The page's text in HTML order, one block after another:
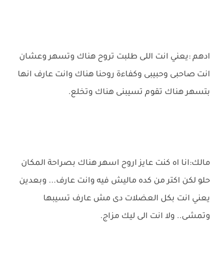
ادهم :يعني انت اللى طلبت تروح هناك وتسهر وعشان
انت صاحبى وحبيبى وكفاءة روحنا هناك وانت عارف انها
بتسهر هناك تقوم تسيبنى هناك وتخلع.
مالك:انا اه كنت عايز اروح اسهر هناك بصراحة المكان
حلو لكن اكتر من كده ماليش فيه وانت عارف... وبعدين
يعني انت بكل العضلات دى مش عارف تسيبها
وتمشى.. ولا انت الى ليك مزاج.